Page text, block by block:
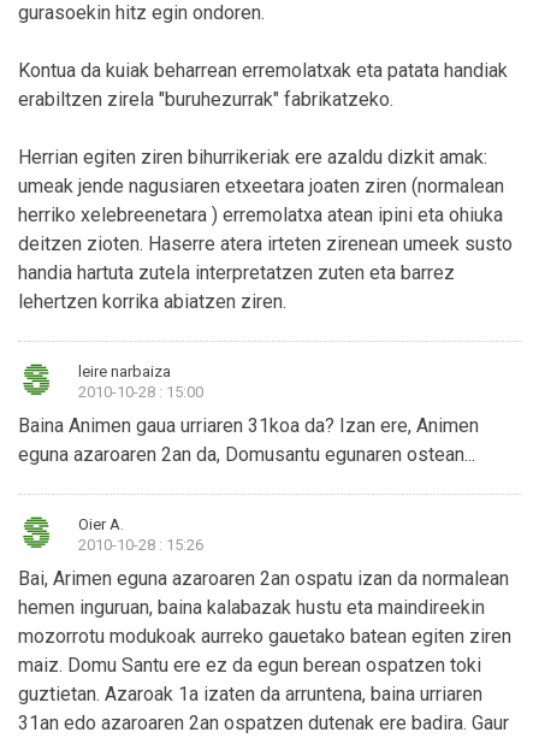
gurasoekin hitz egin ondoren.
Kontua da kuiak beharrean erremolatxak eta patata handiak
erabiltzen zirela "buruhezurrak" fabrikatzeko.
Herrian egiten ziren bihurrikeriak ere azaldu dizkit amak:
umeak jende nagusiaren etxeetara joaten ziren (normalean
herriko xelebreenetara ) erremolatxa atean ipini eta ohiuka
deitzen zioten. Haserre atera irteten zirenean umeek susto
handia hartuta zutela interpretatzen zuten eta barrez
lehertzen korrika abiatzen ziren.
leire narbaiza
2010-10-28 : 15:00
Baina Animen gaua urriaren 31koa da? Izan ere, Animen
eguna azaroaren 2an da, Domusantu egunaren ostean...
Oier A.
2010-10-28 : 15:26
Bai, Arimen eguna azaroaren 2an ospatu izan da normalean
hemen inguruan, baina kalabazak hustu eta maindireekin
mozorrotu modukoak aurreko gauetako batean egiten ziren
maiz. Domu Santu ere ez da egun berean ospatzen toki
guztietan. Azaroak 1a izaten da arruntena, baina urriaren
31an edo azaroaren 2an ospatzen dutenak ere badira. Gaur